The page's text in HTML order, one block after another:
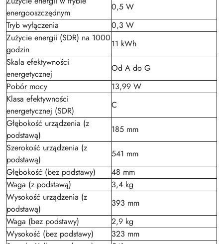
energooszczędnym
0,5 W
Tryb wyłączenia
0,3 W
Zużycie energii (SDR) na 1000
godzin
11 kWh
Skala efektywności
energetycznej
Od A do G
Pobór mocy
13,99 W
Klasa efektywności
energetycznej (SDR)
C
Głębokość urządzenia (z
podstawą)
185 mm
Szerokość urządzenia (z
podstawą)
541 mm
Głębokość (bez podstawy)
48 mm
Waga (z podstawą)
3,4 kg
Wysokość urządzenia (z
podstawą)
393 mm
Waga (bez podstawy)
2,9 kg
Wysokość (bez podstawy)
323 mm